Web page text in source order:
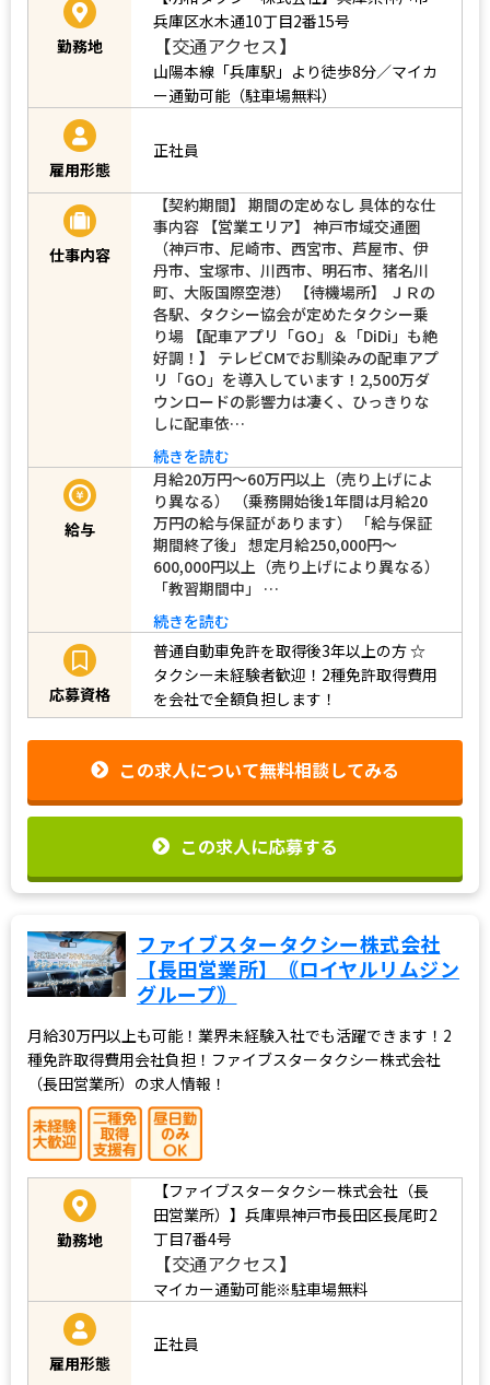
勤務地
兵庫区水木通10丁目2番15号
【交通アクセス】
山陽本線「兵庫駅」より徒歩8分／マイカ
ー通勤可能（駐車場無料）
雇用形態
正社員
仕事内容
【契約期間】 期間の定めなし 具体的な仕
事内容 【営業エリア】 神戸市域交通圏
（神戸市、尼崎市、西宮市、芦屋市、伊
丹市、宝塚市、川西市、明石市、猪名川
町、大阪国際空港） 【待機場所】 ＪＲの
各駅、タクシー協会が定めたタクシー乗
り場 【配車アプリ「GO」＆「DiDi」も絶
好調！】 テレビCMでお馴染みの配車アプ
リ「GO」を導入しています！2,500万ダ
ウンロードの影響力は凄く、ひっきりな
しに配車依…
続きを読む
給与
月給20万円～60万円以上（売り上げによ
り異なる） （乗務開始後1年間は月給20
万円の給与保証があります） 「給与保証
期間終了後」 想定月給250,000円～
600,000円以上（売り上げにより異なる）
「教習期間中」 …
続きを読む
応募資格
普通自動車免許を取得後3年以上の方☆
タクシー未経験者歓迎！2種免許取得費用
を会社で全額負担します！
この求人について無料相談してみる
この求人に応募する
ファイブスタータクシー株式会社
【長田営業所】｟ロイヤルリムジン
グループ｠
月給30万円以上も可能！業界未経験入社でも活躍できます！2
種免許取得費用会社負担！ファイブスタータクシー株式会社
（長田営業所）の求人情報！
勤務地
【ファイブスタータクシー株式会社（長
田営業所）】兵庫県神戸市長田区長尾町2
丁目7番4号
【交通アクセス】
マイカー通勤可能※駐車場無料
雇用形態
正社員